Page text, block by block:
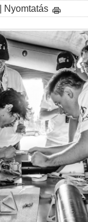
Nyomtatás